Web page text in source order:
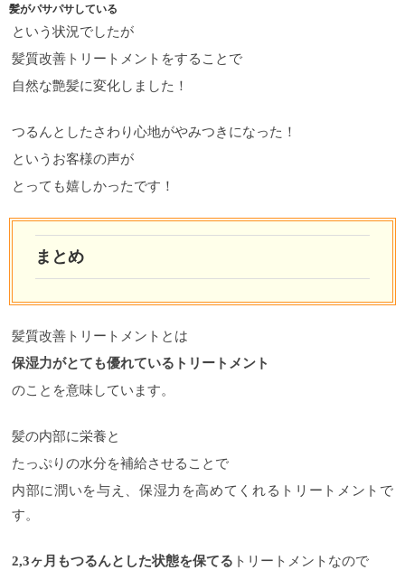
髪がパサパサしている
という状況でしたが
髪質改善トリートメントをすることで
自然な艶髪に変化しました！
つるんとしたさわり心地がやみつきになった！
というお客様の声が
とっても嬉しかったです！
まとめ
髪質改善トリートメントとは
保湿力がとても優れているトリートメント
のことを意味しています。
髪の内部に栄養と
たっぷりの水分を補給させることで
内部に潤いを与え、保湿力を高めてくれるトリートメントで
す。
2,3ヶ月もつるんとした状態を保てる トリートメントなので